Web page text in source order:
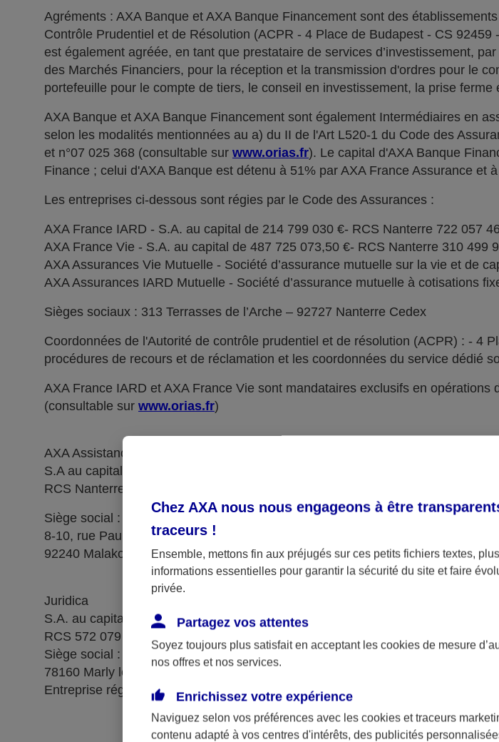
Agréments : AXA Banque et AXA Banque Financement sont des
Contrôle Prudentiel et de Résolution (ACPR - 4 Place de Budapest - CS 92459
est également agréée, en tant que prestataire de services d’investissement,
des Marchés Financiers, pour la réception et la transmission d'ordres pour le
portefeuille pour le compte de tiers, le conseil en investissement, la prise ferme
AXA Banque et AXA Banque Financement sont également Intermédiaires en
selon les modalités mentionnées au a) du II de l'Art L520-1 du Code des
et n°07 025 368 (consultable sur www.orias.fr). Le capital d'AXA Banque
Finance ; celui d'AXA Banque est détenu à 51% par AXA France Assurance et
Les entreprises ci-dessous sont régies par le Code des Assurances :
AXA France IARD - S.A. au capital de 214 799 030 €- RCS Nanterre 722 057
AXA France Vie - S.A. au capital de 487 725 073,50 €- RCS Nanterre 310 499
AXA Assurances Vie Mutuelle - Société d’assurance mutuelle sur la vie et de
AXA Assurances IARD Mutuelle - Société d’assurance mutuelle à cotisations
Sièges sociaux : 313 Terrasses de l’Arche – 92727 Nanterre Cedex
Coordonnées de l'Autorité de contrôle prudentiel et de résolution (ACPR) : - 4
procédures de recours et de réclamation et les coordonnées du service dédié
AXA France IARD et AXA France Vie sont mandataires exclusifs en
(consultable sur www.orias.fr)
AXA Assistance France Assurances,
S.A au capital de 51 429 430,40 €,
RCS Nanterre 415 392 724
Siège social :
8-10, rue Paul Vaillant Couturier
92240 Malakoff
Juridica
S.A. au capital de 14 627 854,68 €
RCS 572 079 150 Versailles
Siège social : 1, place Victorien Sardou
78160 Marly le Roi
Entreprise régie par le code des assurances
Chez AXA nous nous engageons à être
traceurs !
Ensemble, mettons fin aux préjugés sur ces petits fichiers textes,
informations essentielles pour garantir la sécurité du site et faire
privée.
Partagez vos attentes
Soyez toujours plus satisfait en acceptant les cookies de mesure
nos offres et nos services.
Enrichissez votre expérience
Naviguez selon vos préférences avec les cookies et traceurs
contenu adapté à vos centres d'intérêts, des publicités